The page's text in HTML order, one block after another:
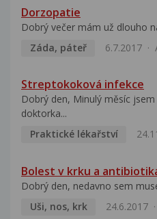
Dorzopatie
Dobrý večer mám už dlouho
Záda, páteř
6.7.2017
Streptokoková infekce
Dobrý den, Minulý měsíc
doktorka...
Praktické lékařství
Bolest v krku a
Dobrý den, nedavno sem
Uši, nos, krk
24.6.2017